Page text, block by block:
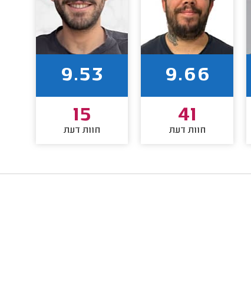
9.66
41
חוות דעת
9.53
15
חוות דעת